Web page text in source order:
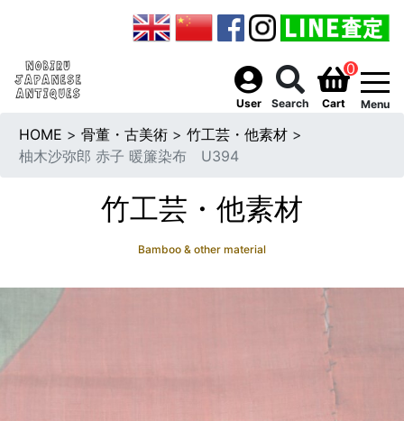
User Search
0
Cart Menu
HOME > 骨董・古美術 > 竹工芸・他素材 >
柚木沙弥郎 赤子 暖簾染布 U394
竹工芸・他素材
Bamboo & other material